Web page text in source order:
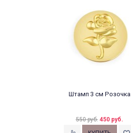
Штамп 3 см Розочка
550 руб. 450 руб.